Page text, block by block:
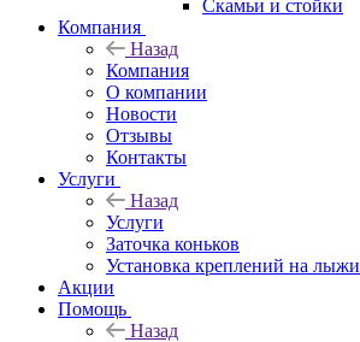
Скамьи и стойки
Компания
Назад
Компания
О компании
Новости
Отзывы
Контакты
Услуги
Назад
Услуги
Заточка коньков
Установка креплений на лыжи
Акции
Помощь
Назад